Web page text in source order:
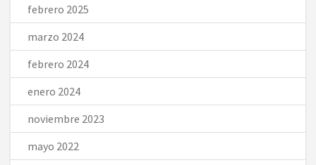
febrero 2025
marzo 2024
febrero 2024
enero 2024
noviembre 2023
mayo 2022